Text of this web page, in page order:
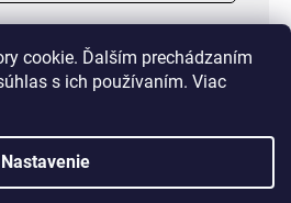
cookie. Ďalším prechádzaním
s ich používaním. Viac
Nastavenie
HODNOTENIE